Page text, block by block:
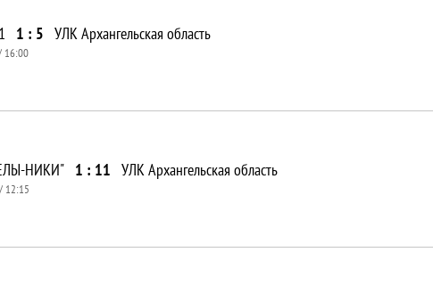
1 : 5 УЛК Архангельская область
16:00
НИКИ" 1 : 11 УЛК Архангельская область
12:15